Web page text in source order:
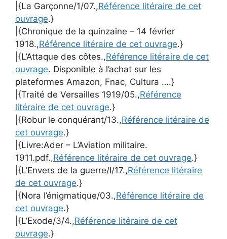
|{La Garçonne/1/07.,Référence litéraire de cet
ouvrage.}
|{Chronique de la quinzaine – 14 février
1918.,Référence litéraire de cet ouvrage.}
|{L’Attaque des côtes.,Référence litéraire de cet
ouvrage. Disponible à l’achat sur les
plateformes Amazon, Fnac, Cultura ….}
|{Traité de Versailles 1919/05.,Référence
litéraire de cet ouvrage.}
|{Robur le conquérant/13.,Référence litéraire de
cet ouvrage.}
|{Livre:Ader – L’Aviation militaire.
1911.pdf.,Référence litéraire de cet ouvrage.}
|{L’Envers de la guerre/I/17.,Référence litéraire
de cet ouvrage.}
|{Nora l’énigmatique/03.,Référence litéraire de
cet ouvrage.}
|{L’Exode/3/4.,Référence litéraire de cet
ouvrage.}